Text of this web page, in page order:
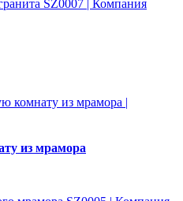
из мрамора